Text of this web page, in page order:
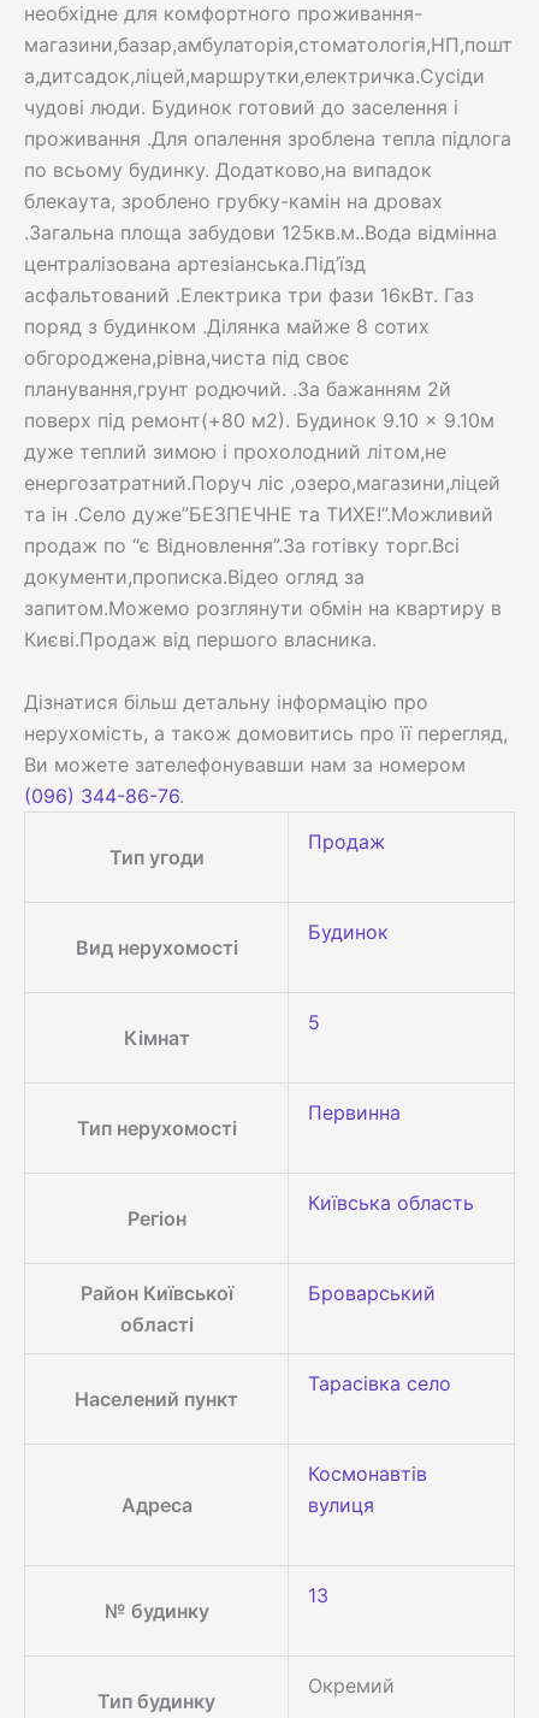
необхідне для комфортного проживання-
магазини,базар,амбулаторія,стоматологія,НП,пошт
а,дитсадок,ліцей,маршрутки,електричка.Сусіди
чудові люди. Будинок готовий до заселення і
проживання .Для опалення зроблена тепла підлога
по всьому будинку. Додатково,на випадок
блекаута, зроблено грубку-камін на дровах
.Загальна площа забудови 125кв.м..Вода відмінна
централізована артезіанська.Під’їзд
асфальтований .Електрика три фази 16кВт. Газ
поряд з будинком .Ділянка майже 8 сотих
обгороджена,рівна,чиста під своє
планування,грунт родючий. .За бажанням 2й
поверх під ремонт(+80 м2). Будинок 9.10 × 9.10м
дуже теплий зимою і прохолодний літом,не
енергозатратний.Поруч ліс ,озеро,магазини,ліцей
та ін .Село дуже”БЕЗПЕЧНЕ та ТИХЕ!”.Можливий
продаж по “є Відновлення”.За готівку торг.Всі
документи,прописка.Відео огляд за
запитом.Можемо розглянути обмін на квартиру в
Києві.Продаж від першого власника.
Дізнатися більш детальну інформацію про
нерухомість, а також домовитись про її перегляд,
Ви можете зателефонувавши нам за номером
(096) 344-86-76.
Тип угоди
Продаж
Вид нерухомості
Будинок
Кімнат
5
Тип нерухомості
Первинна
Регіон
Київська область
Район Київської
області
Броварський
Населений пункт
Тарасівка село
Адреса
Космонавтів
вулиця
№ будинку
13
Тип будинку
Окремий